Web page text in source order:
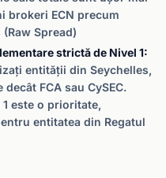
brokeri ECN precum
Spread)
strictă de Nivel 1:
entității din Seychelles,
FCA sau CySEC.
este o prioritate,
entitatea din Regatul